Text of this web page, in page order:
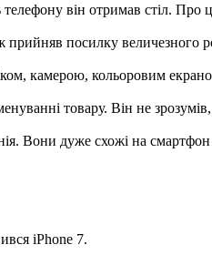
він отримав стіл. Про
посилку величезного
камерою, кольоровим
товару. Він не
Вони дуже схожі на
iPhone 7.